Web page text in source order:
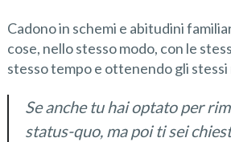
Cadono in schemi e abitudini
cose, nello stesso modo, con le
stesso tempo e ottenendo gli
Se anche tu hai optato per
status-quo, ma poi ti sei